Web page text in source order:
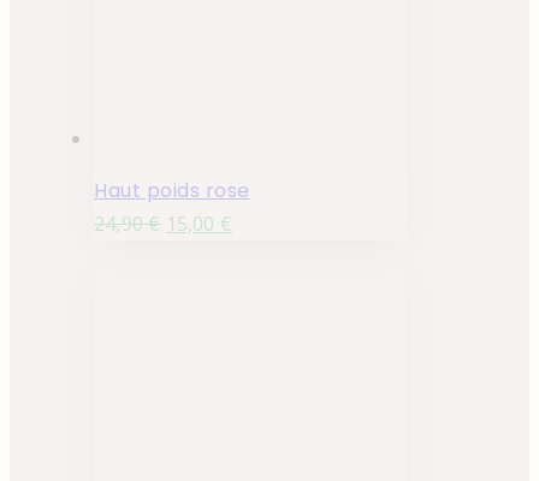
Haut poids rose
24,90€ 15,00 €